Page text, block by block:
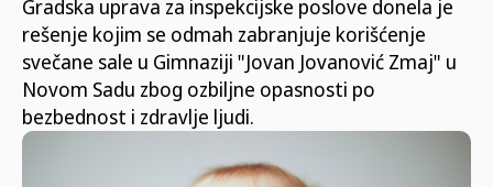
Gradska uprava za inspekcijske poslove donela je
rešenje kojim se odmah zabranjuje korišćenje
svečane sale u Gimnaziji "Jovan Jovanović Zmaj" u
Novom Sadu zbog ozbiljne opasnosti po
bezbednost i zdravlje ljudi.